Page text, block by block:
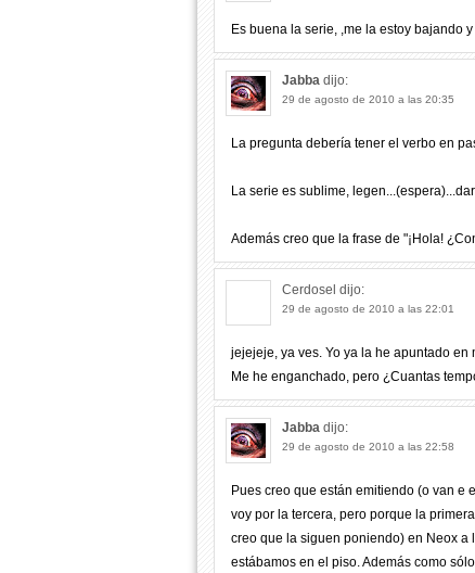
Es buena la serie, ,me la estoy bajando
Jabba dijo:
29 de agosto de 2010 a las 20:35
La pregunta debería tener el verbo en
La serie es sublime,
Además creo que la frase de "¡Hola!
Cerdosel dijo:
29 de agosto de 2010 a las 22:01
jejejeje, ya ves. Yo ya la he apuntado en
Me he enganchado, pero ¿Cuantas
Jabba dijo:
29 de agosto de 2010 a las 22:58
Pues creo que están emitiendo (o van e
voy por la tercera, pero porque la
creo que la siguen poniendo) en Neox a
estábamos en el piso. Además como